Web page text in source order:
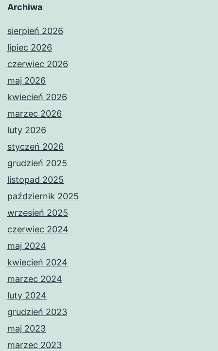
Archiwa
sierpień 2026
lipiec 2026
czerwiec 2026
maj 2026
kwiecień 2026
marzec 2026
luty 2026
styczeń 2026
grudzień 2025
listopad 2025
październik 2025
wrzesień 2025
czerwiec 2024
maj 2024
kwiecień 2024
marzec 2024
luty 2024
grudzień 2023
maj 2023
marzec 2023